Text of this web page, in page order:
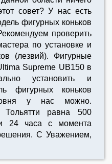
совет? У нас есть
фигурных коньков
проверить
по установке и
(лезвий). Фигурные
Supreme UB150 в
установить и
фигурных коньков
у нас можно.
Тольятти равна 500
24 часа с момента
С Уважением,